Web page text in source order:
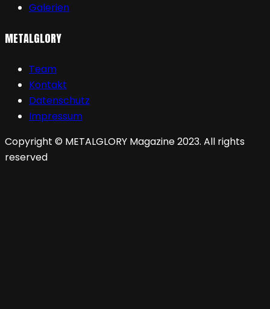
Galerien
METALGLORY
Team
Kontakt
Datenschutz
Impressum
Copyright © METALGLORY Magazine 2023. All rights
reserved